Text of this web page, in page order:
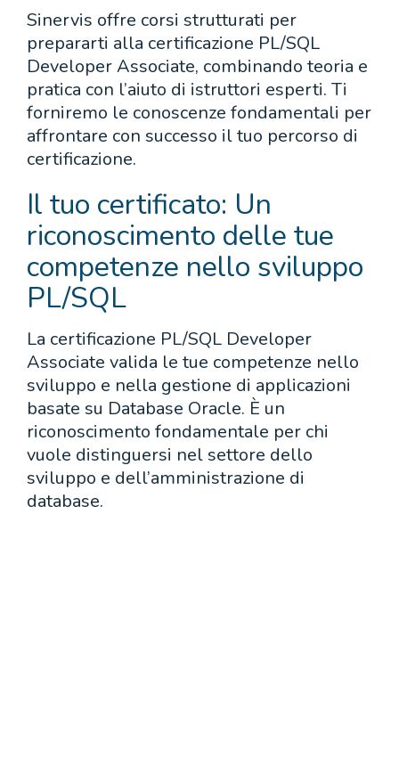
Sinervis offre corsi strutturati per
prepararti alla certificazione PL/SQL
Developer Associate, combinando teoria e
pratica con l’aiuto di istruttori esperti. Ti
forniremo le conoscenze fondamentali per
affrontare con successo il tuo percorso di
certificazione.
Il tuo certificato: Un
riconoscimento delle tue
competenze nello sviluppo
PL/SQL
La certificazione PL/SQL Developer
Associate valida le tue competenze nello
sviluppo e nella gestione di applicazioni
basate su Database Oracle. È un
riconoscimento fondamentale per chi
vuole distinguersi nel settore dello
sviluppo e dell’amministrazione di
database.